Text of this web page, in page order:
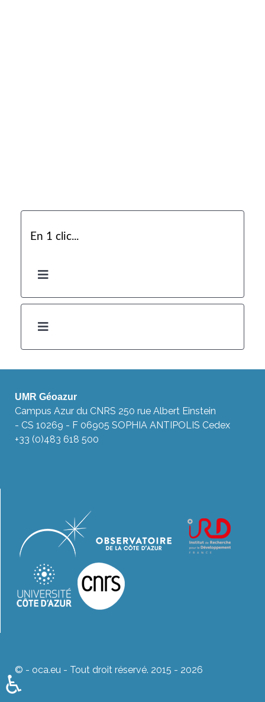
En 1 clic...
UMR Géoazur
Campus Azur du CNRS 250 rue Albert Einstein
- CS 10269 - F 06905 SOPHIA ANTIPOLIS Cedex
+33 (0)483 618 500
© - oca.eu - Tout droit réservé. 2015 - 2026